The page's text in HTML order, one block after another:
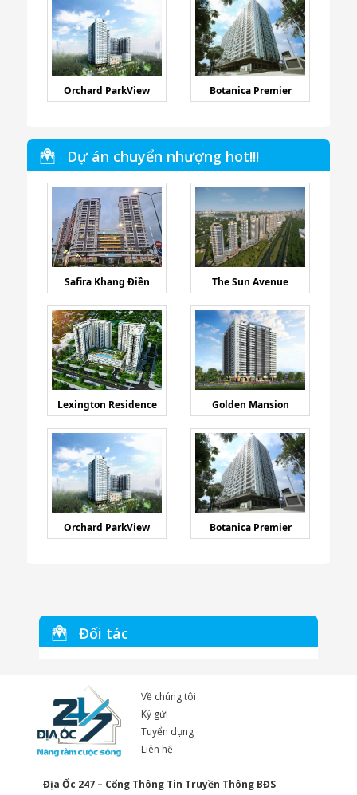
Orchard ParkView Botanica Premier
Dự án chuyển nhượng hot!!!
Safira Khang Điền The Sun Avenue
Lexington Residence Golden Mansion
Orchard ParkView Botanica Premier
Đối tác
Về chúng tôi
Ký gửi
Tuyển dụng
Liên hệ
Địa Ốc 247 – Cổng Thông Tin Truyền Thông BĐS